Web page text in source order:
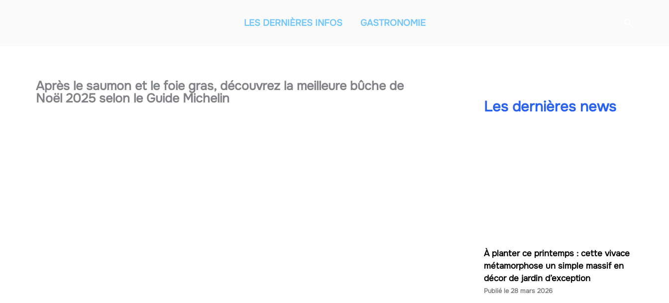
LES DERNIÈRES INFOS GASTRONOMIE
Après le saumon et le foie gras, découvrez la meilleure bûche de
Noël 2025 selon le Guide Michelin Les dernières news
À planter ce printemps : cette vivace
métamorphose un simple massif en
décor de jardin d’exception
28 mars 2026